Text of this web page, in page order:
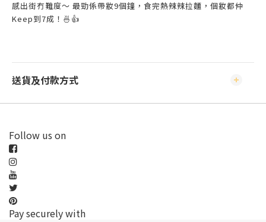
感出街冇難度～ 最勁係帶妝9個鐘，食完熱辣辣拉麵，個妝都仲
Keep到7成！🍜👍
送貨及付款方式
Follow us on
Pay securely with